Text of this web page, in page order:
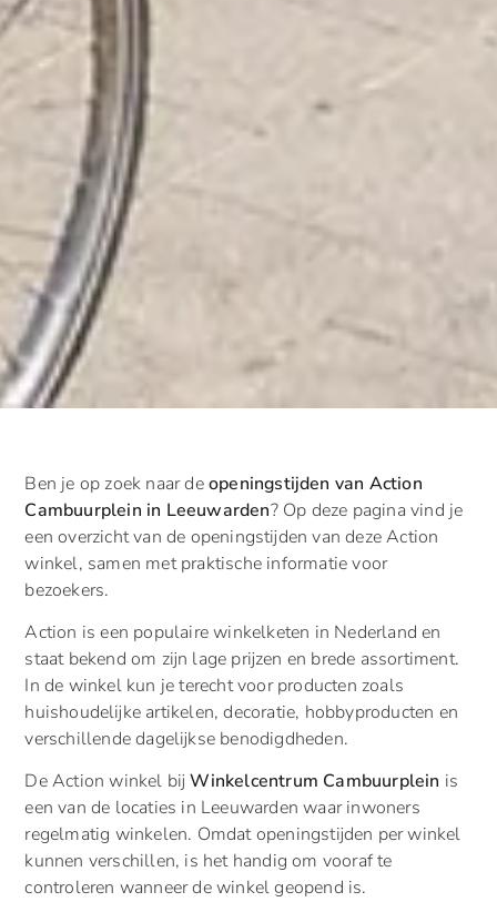
Ben je op zoek naar deopeningstijden van Action
Cambuurplein in Leeuwarden? Op deze pagina vind je
een overzicht van de openingstijden van deze Action
winkel, samen met praktische informatie voor
bezoekers.
Action is een populaire winkelketen in Nederland en
staat bekend om zijn lage prijzen en brede assortiment.
In de winkel kun je terecht voor producten zoals
huishoudelijke artikelen, decoratie, hobbyproducten en
verschillende dagelijkse benodigdheden.
De Action winkel bijWinkelcentrum Cambuurplein is
een van de locaties in Leeuwarden waar inwoners
regelmatig winkelen. Omdat openingstijden per winkel
kunnen verschillen, is het handig om vooraf te
controleren wanneer de winkel geopend is.